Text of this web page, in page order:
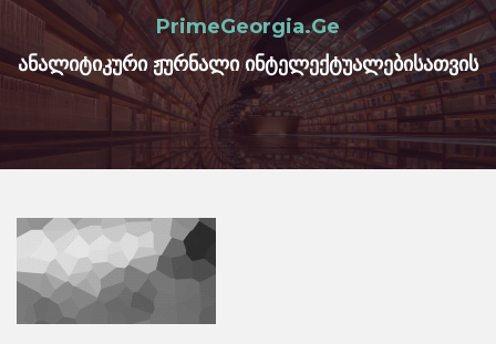
PrimeGeorgia.Ge
ანალიტიკური ჟურნალი ინტელექტუალებისათვის